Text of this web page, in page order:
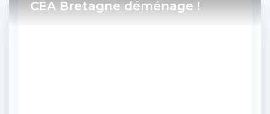
CEA Bretagne déménage !